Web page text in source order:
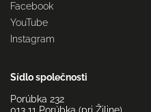
Facebook
YouTube
Instagram
Sídlo společnosti
Porúbka 232